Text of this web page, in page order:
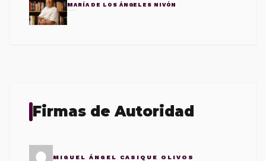
MARÍA DE LOS ÁNGELES NIVÓN
Firmas de Autoridad
MIGUEL ÁNGEL CASIQUE OLIVOS